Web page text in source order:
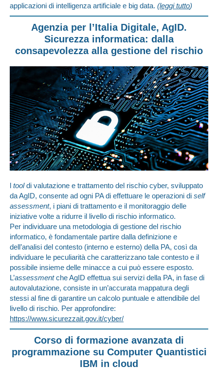
applicazioni di intelligenza artificiale e big data. (leggi tutto)
Agenzia per l’Italia Digitale, AgID.
Sicurezza informatica: dalla
consapevolezza alla gestione del rischio
l tooldi valutazione e trattamento del rischio cyber, sviluppato
da AgID, consente ad ogni PA di effettuare le operazioni di self
assessment, i piani di trattamento e il monitoraggio delle
iniziative volte a ridurre il livello di rischio informatico.
Per individuare una metodologia di gestione del rischio
informatico, è fondamentale partire dalla definizione e
dell’analisi del contesto (interno e esterno) della PA, così da
individuare le peculiarità che caratterizzano tale contesto e il
possibile insieme delle minacce a cui può essere esposto.
L’assessmentche AgID effettua sui servizi della PA, in fase di
autovalutazione, consiste in un’accurata mappatura degli
stessi al fine di garantire un calcolo puntuale e attendibile del
livello di rischio. Per approfondire:
https://www.sicurezzait.gov.it/cyber/
Corso di formazione avanzata di
programmazione su Computer Quantistici
IBM in cloud